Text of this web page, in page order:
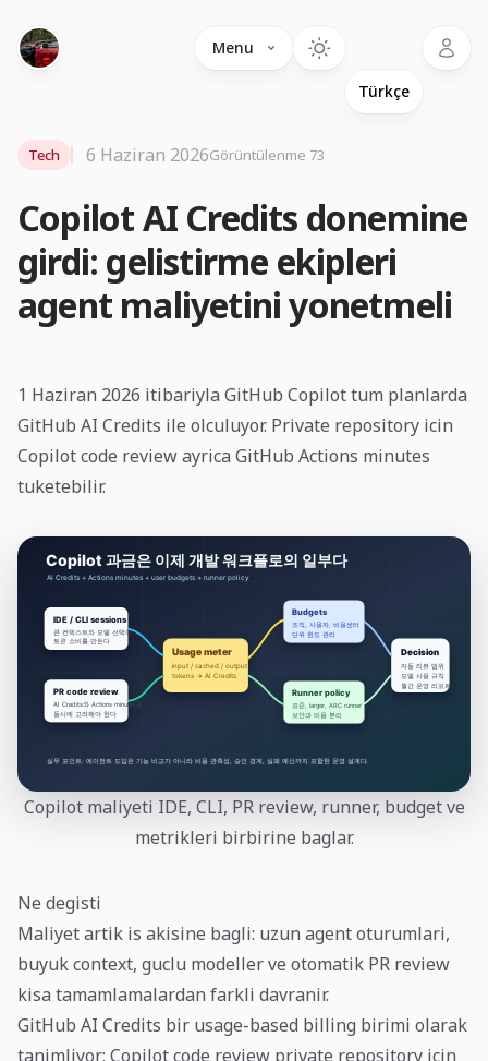
Menu
Copilot AI Credits donemine
girdi: gelistirme ekipleri
agent maliyetini yonetmeli
Tech 6 Haziran 2026Görüntülenme 73
1 Haziran 2026 itibariyla GitHub Copilot tum planlarda
GitHub AI Credits ile olculuyor. Private repository icin
Copilot code review ayrica GitHub Actions minutes
tuketebilir.
Copilot maliyeti IDE, CLI, PR review, runner, budget ve
metrikleri birbirine baglar.
Ne degisti
Maliyet artik is akisine bagli: uzun agent oturumlari,
buyuk context, guclu modeller ve otomatik PR review
kisa tamamlamalardan farkli davranir.
GitHub AI Credits bir usage-based billing birimi olarak
tanimliyor; Copilot code review private repository icin